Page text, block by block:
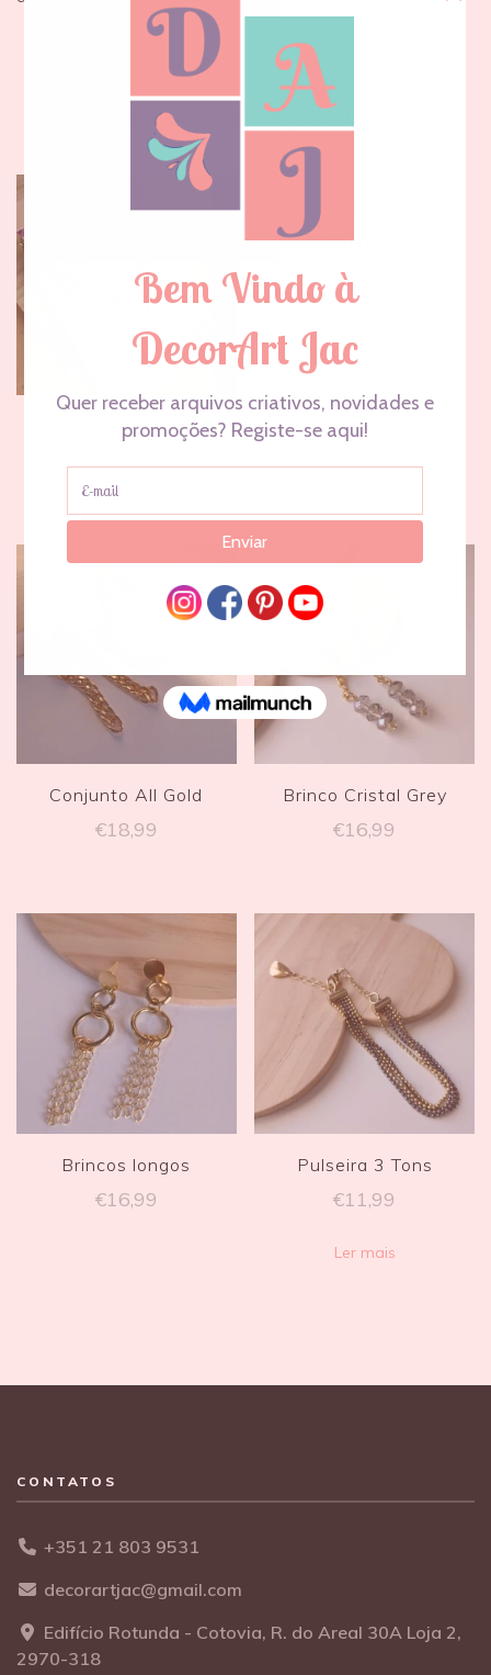
Também pode gostar…
Fio correntes duplas
€19,99
Produtos
Relacionados
Conjunto All Gold
€18,99
Brinco Cristal Grey
€16,99
Brincos longos
€16,99
Pulseira 3 Tons
€11,99
Ler mais
CONTATOS
+351 21 803 9531
decorartjac@gmail.com
Edifício Rotunda - Cotovia, R. do Areal 30A Loja 2,
2970-318